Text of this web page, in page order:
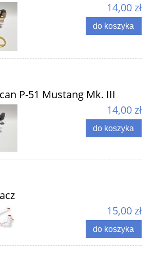
14,00 zł
do koszyka
P-51 Mustang Mk. III
14,00 zł
do koszyka
15,00 zł
do koszyka